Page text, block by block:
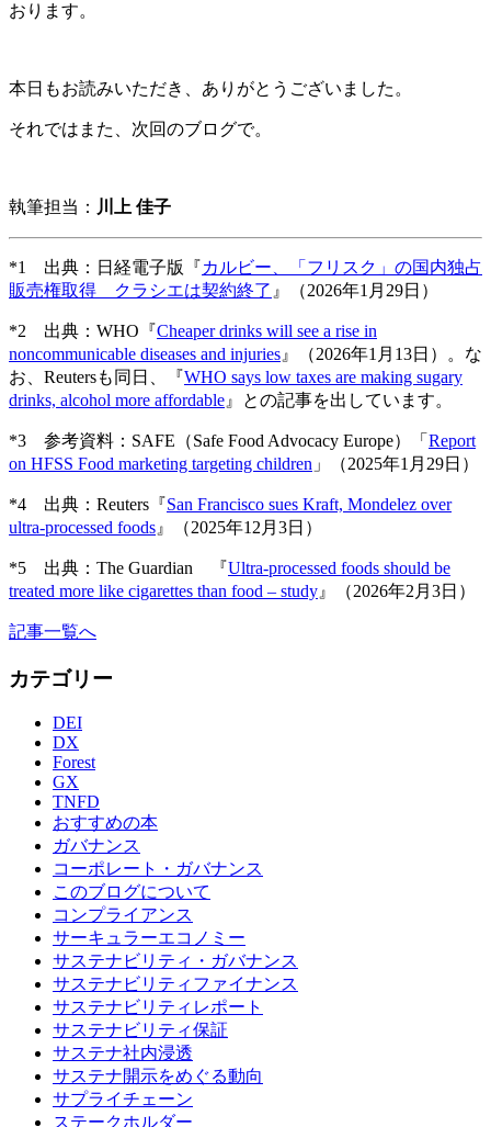
おります。
本日もお読みいただき、ありがとうございました。
それではまた、次回のブログで。
執筆担当： 川上 佳子
*1 出典：日経電子版『カルビー、「フリスク」の国内独占
販売権取得 クラシエは契約終了 』（2026年1月29日）
*2 出典：WHO『Cheaper drinks will see a rise in
noncommunicable diseases and injuries 』（2026年1月13日）。な
お、Reutersも同日、『WHO says low taxes are making sugary
drinks, alcohol more affordable 』との記事を出しています。
*3 参考資料：SAFE（Safe Food Advocacy Europe）「 Report
on HFSS Food marketing targeting children 」（2025年1月29日）
*4 出典：Reuters『San Francisco sues Kraft, Mondelez over
ultra-processed foods 』（2025年12月3日）
*5 出典：The Guardian 『Ultra-processed foods should be
treated more like cigarettes than food – study 』（2026年2月3日）
記事一覧へ
カテゴリー
DEI
DX
Forest
GX
TNFD
おすすめの本
ガバナンス
コーポレート・ガバナンス
このブログについて
コンプライアンス
サーキュラーエコノミー
サステナビリティ・ガバナンス
サステナビリティファイナンス
サステナビリティレポート
サステナビリティ保証
サステナ社内浸透
サステナ開示をめぐる動向
サプライチェーン
ステークホルダー